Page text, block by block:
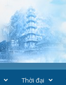
Thời đại